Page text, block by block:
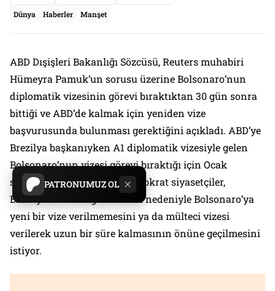
PATRONUMUZ OL
Dünya Haberler Manşet
ABD Dışişleri Bakanlığı Sözcüsü, Reuters muhabiri
Hümeyra Pamuk’un sorusu üzerine Bolsonaro’nun
diplomatik vizesinin görevi bıraktıktan 30 gün sonra
bittiği ve ABD’de kalmak için yeniden vize
başvurusunda bulunması gerektiğini açıkladı. ABD’ye
Brezilya başkanıyken A1 diplomatik vizesiyle gelen
Bolsonaro’nun vizesi görevi bıraktığı için Ocak
sonunda bitecek. ABD’li Demokrat siyasetçiler,
Brezilya’daki Kongre baskını nedeniyle Bolsonaro’ya
yeni bir vize verilmemesini ya da mülteci vizesi
verilerek uzun bir süre kalmasının önüne geçilmesini
istiyor.